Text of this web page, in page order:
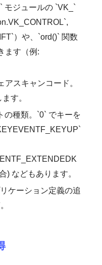
モジュールの `VK_`
）や、`ord()` 関数
ます（例:
アスキャンコード。
す。
の種類。`0` でキーを
) などもあります。
ケーション定義の追